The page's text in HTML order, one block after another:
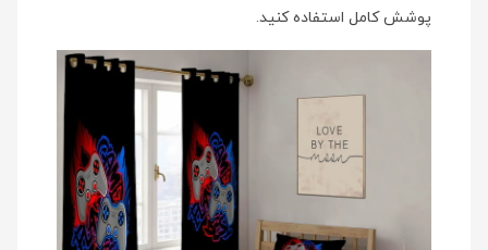
پوشش کامل استفاده کنید.